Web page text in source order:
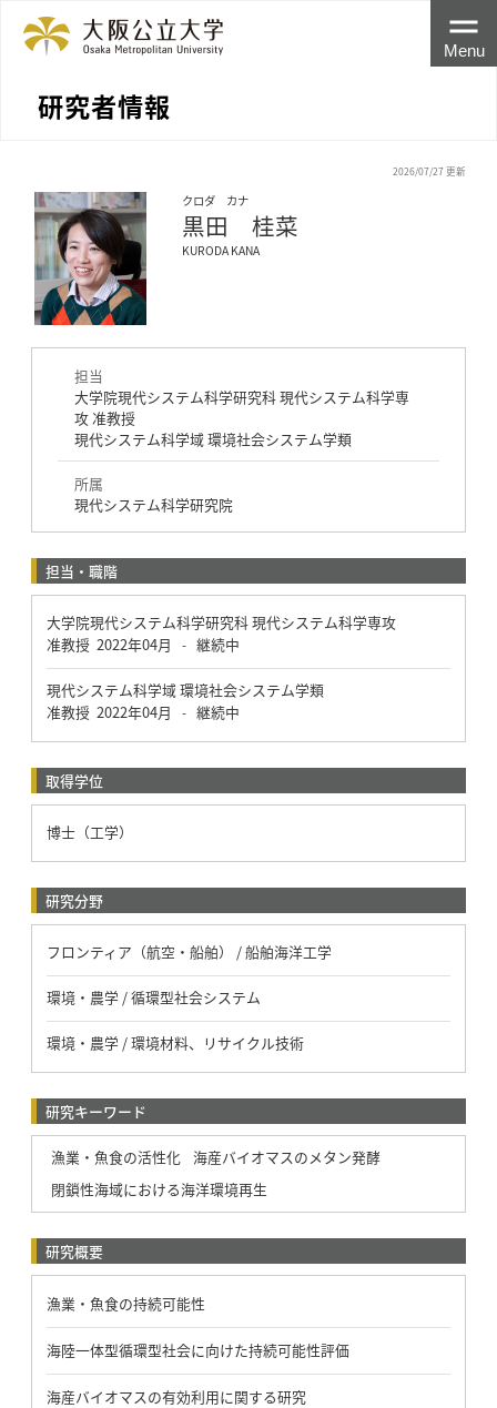
研究者情報
Menu
2026/07/27 更新
クロダ カナ
黒田 桂菜
KURODA KANA
担当
大学院現代システム科学研究科 現代システム科学専
攻 准教授
現代システム科学域 環境社会システム学類
所属
現代システム科学研究院
担当・職階
大学院現代システム科学研究科 現代システム科学専攻
准教授 2022年04月 - 継続中
現代システム科学域 環境社会システム学類
准教授 2022年04月 - 継続中
取得学位
博士（工学）
研究分野
フロンティア（航空・船舶） / 船舶海洋工学
環境・農学 / 循環型社会システム
環境・農学 / 環境材料、リサイクル技術
研究キーワード
漁業・魚食の活性化
海産バイオマスのメタン発酵
閉鎖性海域における海洋環境再生
研究概要
漁業・魚食の持続可能性
海陸一体型循環型社会に向けた持続可能性評価
海産バイオマスの有効利用に関する研究